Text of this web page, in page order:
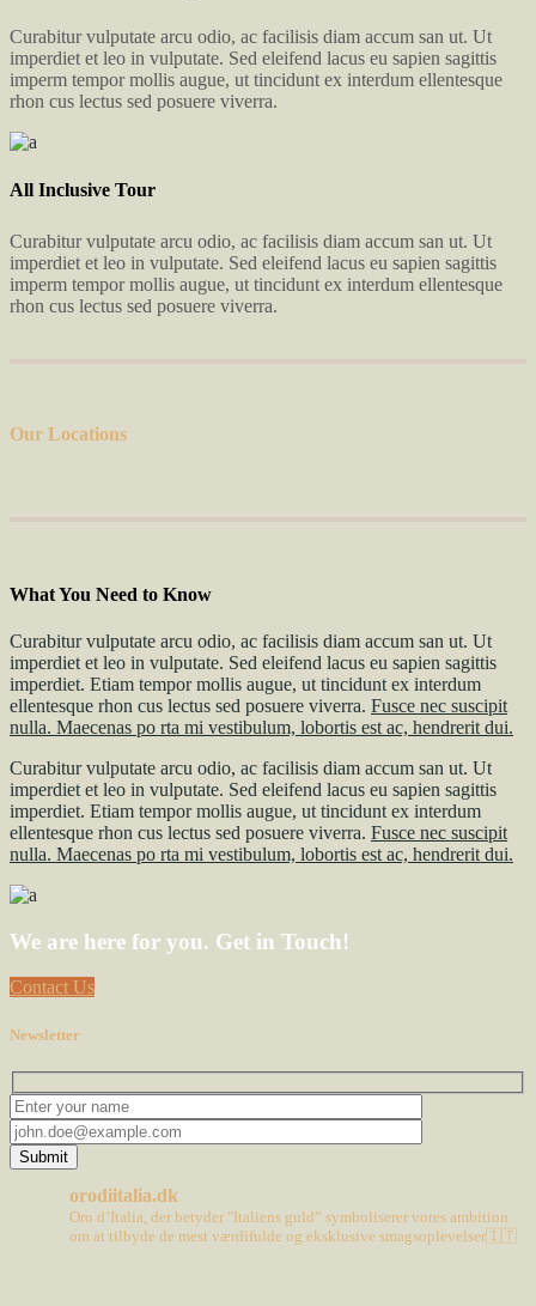
Curabitur vulputate arcu odio, ac facilisis diam accum san ut. Ut
imperdiet et leo in vulputate. Sed eleifend lacus eu sapien sagittis
imperm tempor mollis augue, ut tincidunt ex interdum ellentesque
rhon cus lectus sed posuere viverra.
All Inclusive Tour
Curabitur vulputate arcu odio, ac facilisis diam accum san ut. Ut
imperdiet et leo in vulputate. Sed eleifend lacus eu sapien sagittis
imperm tempor mollis augue, ut tincidunt ex interdum ellentesque
rhon cus lectus sed posuere viverra.
Our Locations
What You Need to Know
Curabitur vulputate arcu odio, ac facilisis diam accum san ut. Ut
imperdiet et leo in vulputate. Sed eleifend lacus eu sapien sagittis
imperdiet. Etiam tempor mollis augue, ut tincidunt ex interdum
ellentesque rhon cus lectus sed posuere viverra. Fusce nec suscipit
nulla. Maecenas po rta mi vestibulum, lobortis est ac, hendrerit dui.
Curabitur vulputate arcu odio, ac facilisis diam accum san ut. Ut
imperdiet et leo in vulputate. Sed eleifend lacus eu sapien sagittis
imperdiet. Etiam tempor mollis augue, ut tincidunt ex interdum
ellentesque rhon cus lectus sed posuere viverra. Fusce nec suscipit
nulla. Maecenas po rta mi vestibulum, lobortis est ac, hendrerit dui.
We are here for you. Get in Touch!
Contact Us
Newsletter
Submit
orodiitalia.dk
Oro d’Italia, der betyder "Italiens guld” symboliserer vores ambition
om at tilbyde de mest værdifulde og eksklusive smagsoplevelser🇮🇹